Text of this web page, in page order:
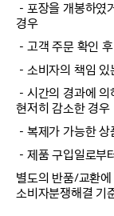
－포장을 개봉하
경우
－고객 주문 확인
－소비자의 책임
－시간의 경과에
현저히 감소한 경우
－복제가 가능한
－제품 구입일로부
별도의 반품/교환
소비자분쟁해결 기